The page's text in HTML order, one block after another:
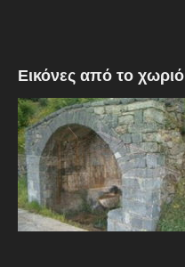
Εικόνες από το χωριό